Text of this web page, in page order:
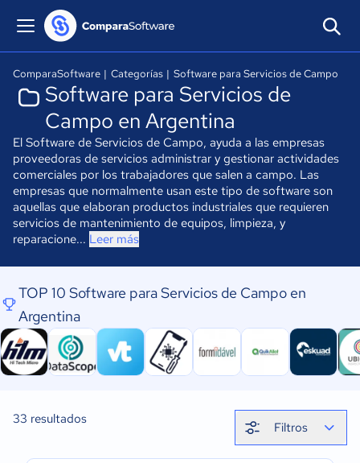
ComparaSoftware | Categorías | Software para Servicios de Campo
Software para Servicios de
Campo en Argentina
El Software de Servicios de Campo, ayuda a las empresas
proveedoras de servicios administrar y gestionar actividades
comerciales por los trabajadores que salen a campo. Las
empresas que normalmente usan este tipo de software son
aquellas que elaboran productos industriales que requieren
servicios de mantenimiento de equipos, limpieza, y
reparacione... Leer más
TOP 10 Software para Servicios de Campo en
Argentina
33 resultados
Filtros